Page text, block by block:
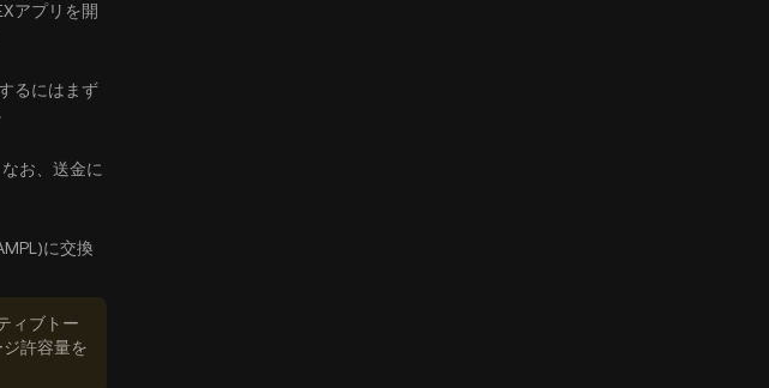
アプリを開
るにはまず
お、送金に
に交換
ィブトー
許容量を